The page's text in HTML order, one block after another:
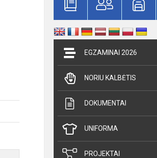
EGZAMINAI 2026
NORIU KALBĖTIS
DOKUMENTAI
UNIFORMA
PROJEKTAI